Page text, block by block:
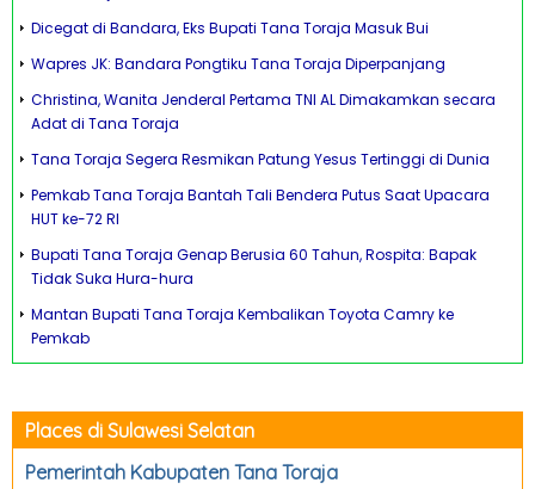
Dicegat di Bandara, Eks Bupati Tana Toraja Masuk Bui
Wapres JK: Bandara Pongtiku Tana Toraja Diperpanjang
Christina, Wanita Jenderal Pertama TNI AL Dimakamkan secara
Adat di Tana Toraja
Tana Toraja Segera Resmikan Patung Yesus Tertinggi di Dunia
Pemkab Tana Toraja Bantah Tali Bendera Putus Saat Upacara
HUT ke-72 RI
Bupati Tana Toraja Genap Berusia 60 Tahun, Rospita: Bapak
Tidak Suka Hura-hura
Mantan Bupati Tana Toraja Kembalikan Toyota Camry ke
Pemkab
Places di Sulawesi Selatan
Pemerintah Kabupaten Tana Toraja